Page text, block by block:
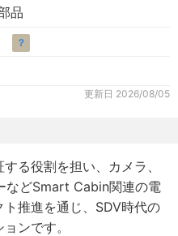
品
？
更新日 2026/08/05
る役割を担い、カメラ、
などSmart Cabin関連の電
推進を通じ、SDV時代の
ンです。